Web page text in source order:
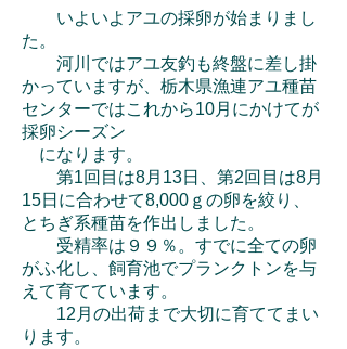
いよいよアユの採卵が始まりまし
た。
河川ではアユ友釣も終盤に差し掛
かっていますが、栃木県漁連アユ種苗
センターではこれから10月にかけてが
採卵シーズン
になります。
第1回目は8月13日、第2回目は8月
15日に合わせて8,000ｇの卵を絞り、
とちぎ系種苗を作出しました。
受精率は９９％。すでに全ての卵
がふ化し、飼育池でプランクトンを与
えて育てています。
12月の出荷まで大切に育ててまい
ります。